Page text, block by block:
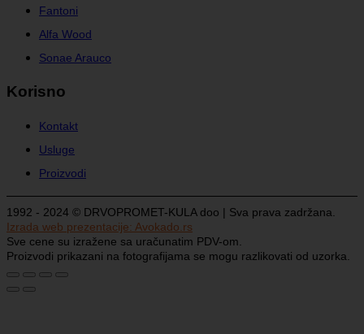
Fantoni
Alfa Wood
Sonae Arauco
Korisno
Kontakt
Usluge
Proizvodi
1992 - 2024 © DRVOPROMET-KULA doo | Sva prava zadržana.
Izrada web prezentacije: Avokado.rs
Sve cene su izražene sa uračunatim PDV-om.
Proizvodi prikazani na fotografijama se mogu razlikovati od uzorka.